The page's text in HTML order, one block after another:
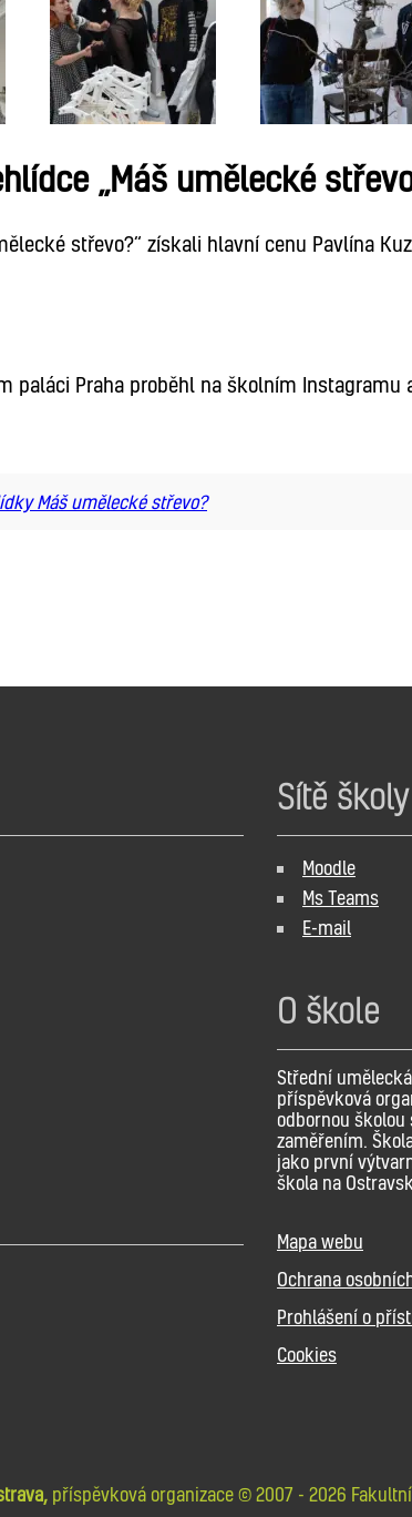
„Máš umělecké
střevo?“ získali hlavní cenu Pavlína
paláci Praha proběhl na školním Instagramu
Máš umělecké střevo?
Sítě školy
Moodle
Ms Teams
E-mail
O škole
Střední
příspěvková
odbornou
zaměřením.
jako první
škola na
Mapa webu
Ochrana
Prohlášení o
Cookies
příspěvková organizace © 2007 - 2026